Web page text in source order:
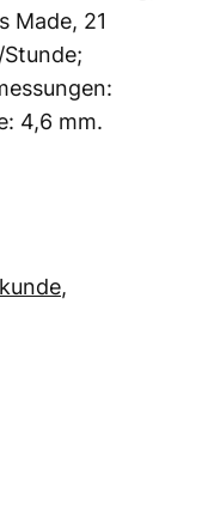
Made, 21
4,6 mm.
,